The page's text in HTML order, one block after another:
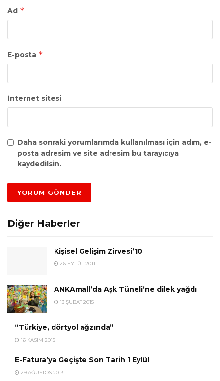
Ad *
E-posta *
İnternet sitesi
Daha sonraki yorumlarımda kullanılması için adım, e-
posta adresim ve site adresim bu tarayıcıya
kaydedilsin.
Diğer Haberler
Kişisel Gelişim Zirvesi’10
26 EYLÜL 2011
ANKAmall’da Aşk Tüneli’ne dilek yağdı
13 ŞUBAT 2015
“Türkiye, dörtyol ağzında”
16 KASIM 2015
E-Fatura’ya Geçişte Son Tarih 1 Eylül
29 AĞUSTOS 2013